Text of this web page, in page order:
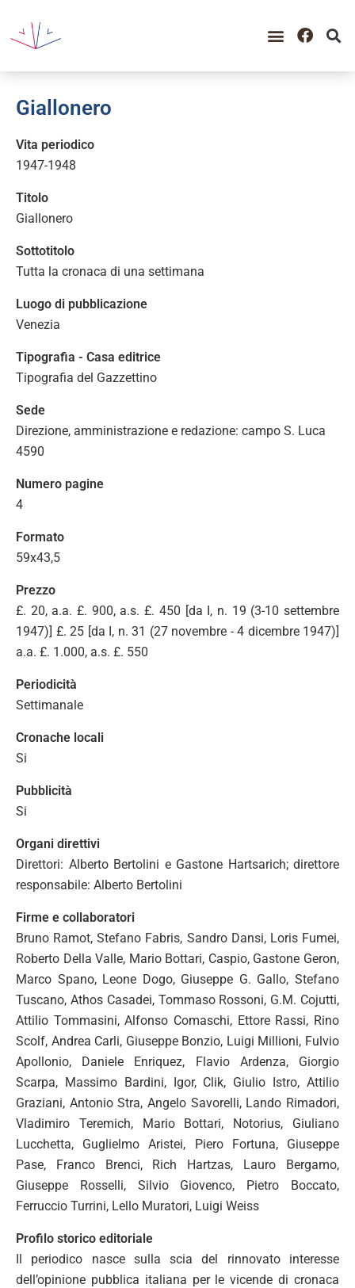
Giallonero
Vita periodico
1947-1948
Titolo
Giallonero
Sottotitolo
Tutta la cronaca di una settimana
Luogo di pubblicazione
Venezia
Tipografia - Casa editrice
Tipografia del Gazzettino
Sede
Direzione, amministrazione e redazione: campo S. Luca
4590
Numero pagine
4
Formato
59x43,5
Prezzo
£. 20, a.a. £. 900, a.s. £. 450 [da I, n. 19 (3-10 settembre
1947)] £. 25 [da I, n. 31 (27 novembre - 4 dicembre 1947)]
a.a. £. 1.000, a.s. £. 550
Periodicità
Settimanale
Cronache locali
Si
Pubblicità
Si
Organi direttivi
Direttori: Alberto Bertolini e Gastone Hartsarich; direttore
responsabile: Alberto Bertolini
Firme e collaboratori
Bruno Ramot, Stefano Fabris, Sandro Dansi, Loris Fumei,
Roberto Della Valle, Mario Bottari, Caspio, Gastone Geron,
Marco Spano, Leone Dogo, Giuseppe G. Gallo, Stefano
Tuscano, Athos Casadei, Tommaso Rossoni, G.M. Cojutti,
Attilio Tommasini, Alfonso Comaschi, Ettore Rassi, Rino
Scolf, Andrea Carli, Giuseppe Bonzio, Luigi Millioni, Fulvio
Apollonio, Daniele Enriquez, Flavio Ardenza, Giorgio
Scarpa, Massimo Bardini, Igor, Clik, Giulio Istro, Attilio
Graziani, Antonio Stra, Angelo Savorelli, Lando Rimadori,
Vladimiro Teremich, Mario Bottari, Notorius, Giuliano
Lucchetta, Guglielmo Aristei, Piero Fortuna, Giuseppe
Pase, Franco Brenci, Rich Hartzas, Lauro Bergamo,
Giuseppe Rosselli, Silvio Giovenco, Pietro Boccato,
Ferruccio Turrini, Lello Muratori, Luigi Weiss
Profilo storico editoriale
Il periodico nasce sulla scia del rinnovato interesse
dell’opinione pubblica italiana per le vicende di cronaca